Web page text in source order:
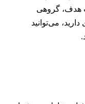
گروهی
می‌توانید